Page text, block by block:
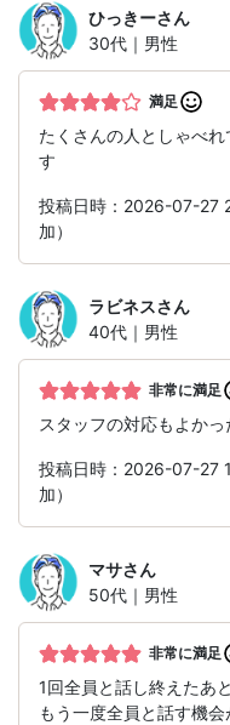
ひっきーさん
30代｜男性
満足
たくさんの人としゃべ
す
投稿日時：2026-07-27
加）
ラビネスさん
40代｜男性
非常に満足
スタッフの対応もよか
投稿日時：2026-07-27
加）
マサさん
50代｜男性
非常に満足
1回全員と話し終えたあ
もう一度全員と話す機会